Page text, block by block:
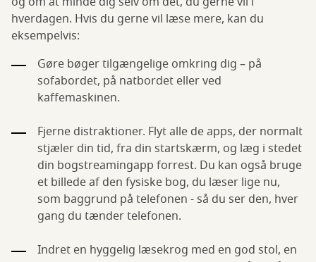
hverdagen. Hvis du gerne vil læse mere, kan du
eksempelvis:
Gøre bøger tilgængelige omkring dig – på
sofabordet, på natbordet eller ved
kaffemaskinen.
Fjerne distraktioner. Flyt alle de apps, der normalt
stjæler din tid, fra din startskærm, og læg i stedet
din bogstreamingapp forrest. Du kan også bruge
et billede af den fysiske bog, du læser lige nu,
som baggrund på telefonen - så du ser den, hver
gang du tænder telefonen.
Indret en hyggelig læsekrog med en god stol, en